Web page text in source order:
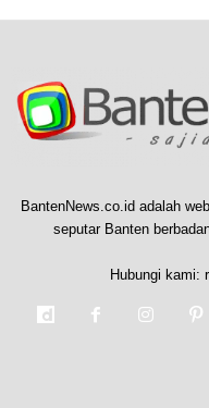
BantenNews.co.id adalah
seputar Banten
Hubungi kami: